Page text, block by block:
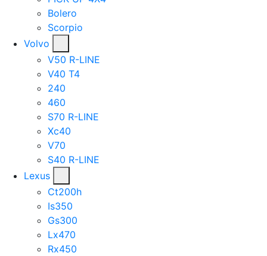
Bolero
Scorpio
Volvo
V50 R-LINE
V40 T4
240
460
S70 R-LINE
Xc40
V70
S40 R-LINE
Lexus
Ct200h
Is350
Gs300
Lx470
Rx450